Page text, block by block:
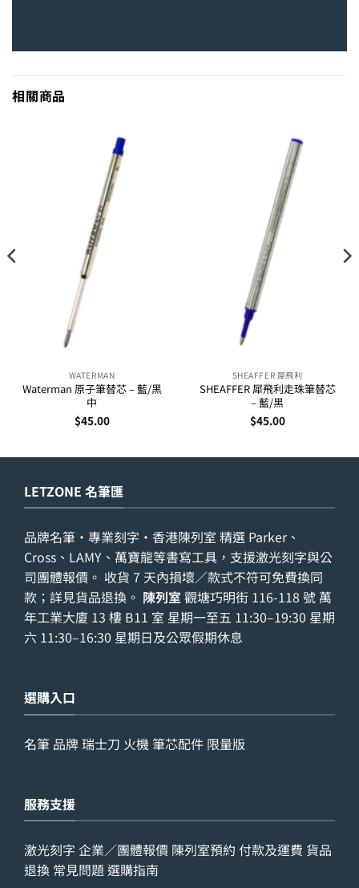
相關商品
WATERMAN
Waterman 原子筆替芯 – 藍/黑
中
$45.00
SHEAFFER 犀飛利
SHEAFFER 犀飛利走珠筆替芯
– 藍/黑
$45.00
LETZONE 名筆匯
品牌名筆・專業刻字・香港陳列室 精選 Parker、
Cross、LAMY、萬寶龍等書寫工具，支援激光刻字與公
司團體報價。 收貨 7 天內損壞／款式不符可免費換同
款；詳見貨品退換 。 陳列室 觀塘巧明街 116-118 號 萬
年工業大廈 13 樓 B11 室 星期一至五 11:30–19:30 星期
六 11:30–16:30 星期日及公眾假期休息
選購入口
名筆 品牌瑞士刀 火機 筆芯配件 限量版
服務支援
激光刻字 企業／團體報價 陳列室預約 付款及運費 貨品
退換 常見問題 選購指南